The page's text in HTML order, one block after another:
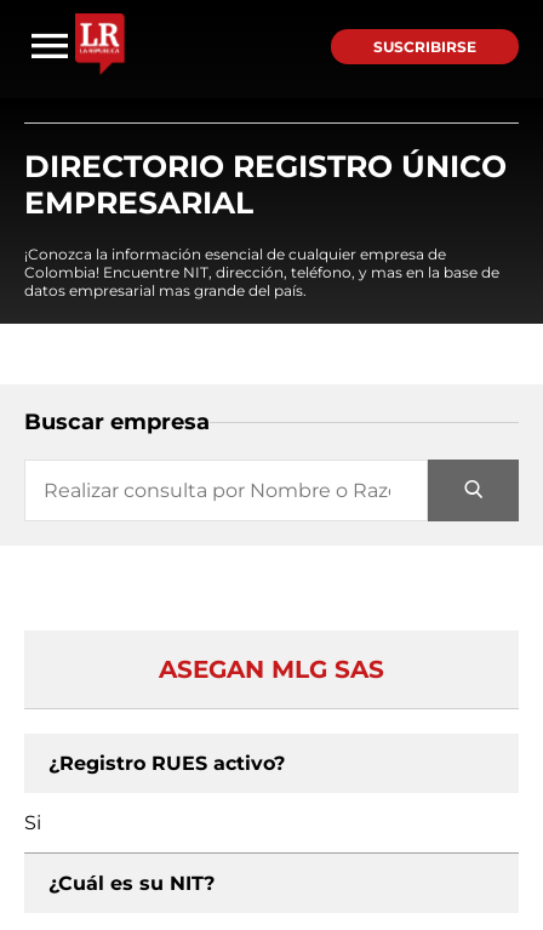
SUSCRIBIRSE
DIRECTORIO REGISTRO ÚNICO
EMPRESARIAL
¡Conozca la información esencial de cualquier empresa de
Colombia! Encuentre NIT, dirección, teléfono, y mas en la base de
datos empresarial mas grande del país.
Buscar empresa
ASEGAN MLG SAS
¿Registro RUES activo?
Si
¿Cuál es su NIT?